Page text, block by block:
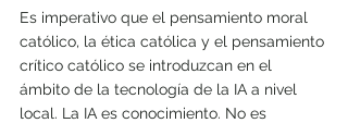
Es imperativo que el pensamiento moral
católico, la ética católica y el pensamiento
crítico católico se introduzcan en el
ámbito de la tecnología de la IA a nivel
local. La IA es conocimiento. No es